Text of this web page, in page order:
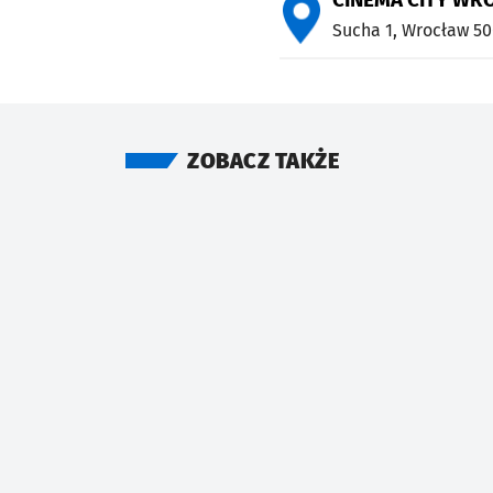
Sucha 1, Wrocław
ZOBACZ TAKŻE